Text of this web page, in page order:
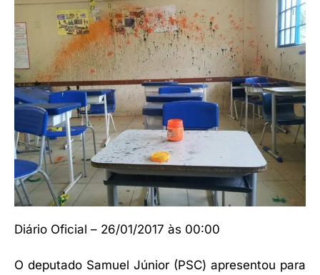
Diário Oficial – 26/01/2017 às 00:00
O deputado Samuel Júnior (PSC) apresentou para